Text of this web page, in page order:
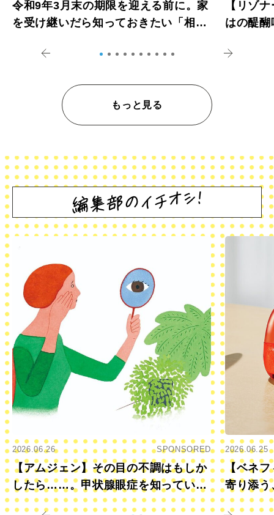
令和9年3月末の期限を迎える前に。家
を受け継いだら知っておきたい「相続
【リゾ
はの醍
もっと見る
2026.06.26 SPONSORED
【アムジェン】その目の不調はもしか
したら……。甲状腺眼症を知っていま
すか？
2026.06.25
【ベネフ
寄り添う
きに